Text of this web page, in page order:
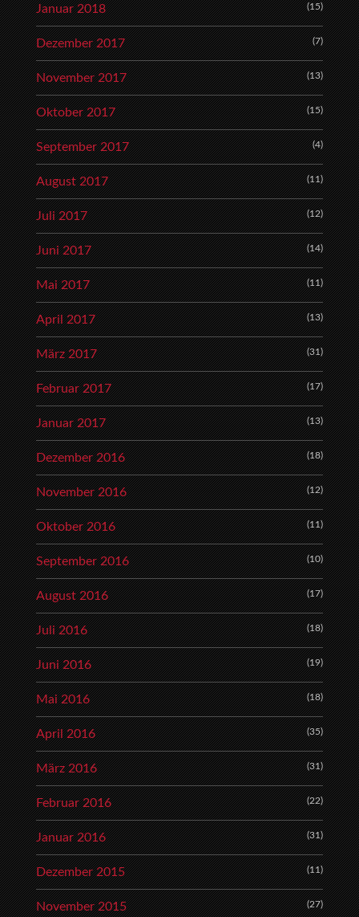
Januar 2018 (15)
Dezember 2017 (7)
November 2017 (13)
Oktober 2017 (15)
September 2017 (4)
August 2017 (11)
Juli 2017 (12)
Juni 2017 (14)
Mai 2017 (11)
April 2017 (13)
März 2017 (31)
Februar 2017 (17)
Januar 2017 (13)
Dezember 2016 (18)
November 2016 (12)
Oktober 2016 (11)
September 2016 (10)
August 2016 (17)
Juli 2016 (18)
Juni 2016 (19)
Mai 2016 (18)
April 2016 (35)
März 2016 (31)
Februar 2016 (22)
Januar 2016 (31)
Dezember 2015 (11)
November 2015 (27)